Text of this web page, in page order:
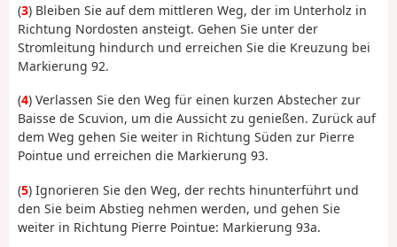
(3) Bleiben Sie auf dem mittleren Weg, der im Unterholz in
Richtung Nordosten ansteigt. Gehen Sie unter der
Stromleitung hindurch und erreichen Sie die Kreuzung bei
Markierung 92.
(4) Verlassen Sie den Weg für einen kurzen Abstecher zur
Baisse de Scuvion, um die Aussicht zu genießen. Zurück auf
dem Weg gehen Sie weiter in Richtung Süden zur Pierre
Pointue und erreichen die Markierung 93.
(5) Ignorieren Sie den Weg, der rechts hinunterführt und
den Sie beim Abstieg nehmen werden, und gehen Sie
weiter in Richtung Pierre Pointue: Markierung 93a.